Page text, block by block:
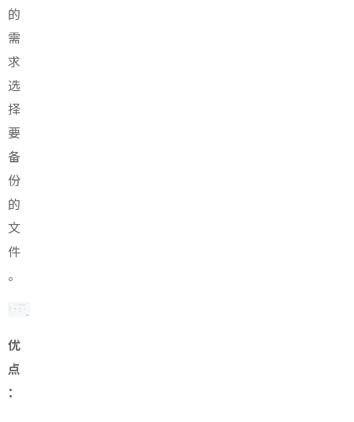
的
需
求
选
择
要
备
份
的
文
件
。
优
点
：